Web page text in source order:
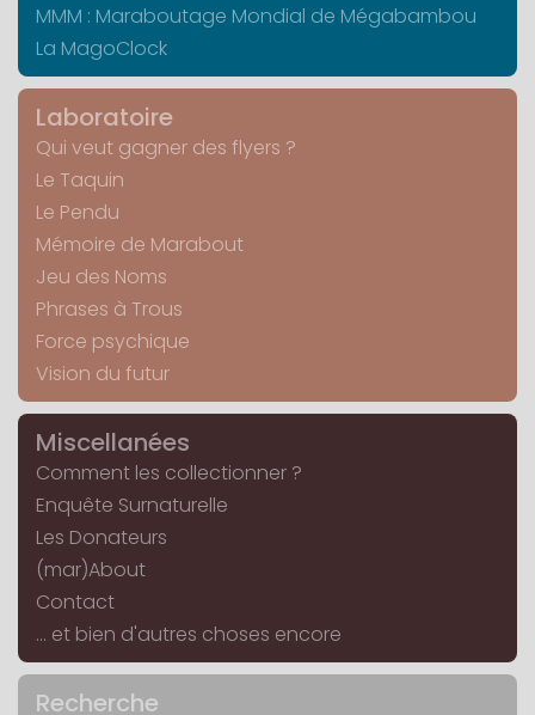
MMM : Maraboutage Mondial de Mégabambou
La MagoClock
Laboratoire
Qui veut gagner des flyers ?
Le Taquin
Le Pendu
Mémoire de Marabout
Jeu des Noms
Phrases à Trous
Force psychique
Vision du futur
Miscellanées
Comment les collectionner ?
Enquête Surnaturelle
Les Donateurs
(mar)About
Contact
... et bien d'autres choses encore
Recherche